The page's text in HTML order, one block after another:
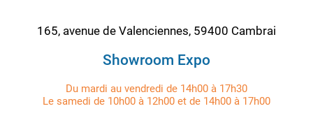
165, avenue de Valenciennes, 59400 Cambrai
Showroom Expo
Du mardi au vendredi de 14h00 à 17h30
Le samedi de 10h00 à 12h00 et de 14h00 à 17h00